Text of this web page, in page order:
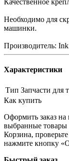
Необходимо для
машинки.
Производитель:
Характеристики
Тип Запчасти для
Как купить
Оформить заказ на
выбранные товары
Корзина,
нажмите кнопку